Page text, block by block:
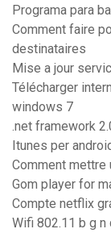
Programa para
Comment faire
destinataires
Mise a jour
Télécharger
windows 7
.net framework
Itunes per
Comment mettre
Gom player for
Compte netflix
Wifi 802.11 b g n